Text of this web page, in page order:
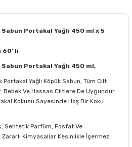
Portakal Yağlı 450 ml x 5
60' lı
Sabun Portakal Yağlı 450 ml,
Yağlı Köpük Sabun, Tüm Cilt
Bebek Ve Hassas Ciltlere De Uygundur.
Kokusu Sayesinde Hoş Bir Koku
Sentetik Parfüm, Fosfat Ve
Kimyasallar Kesinlikle İçermez.